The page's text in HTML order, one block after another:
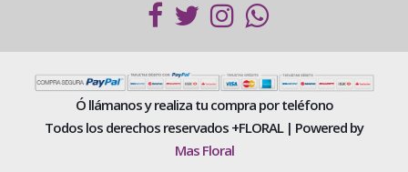
Ó llámanos y realiza tu compra por teléfono
Todos los derechos reservados +FLORAL | Powered by
Mas Floral